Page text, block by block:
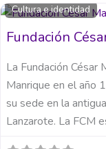
Cultura e identidad
Fundación
La Fundación César
Manrique en el año
su sede en la
Lanzarote. La FCM